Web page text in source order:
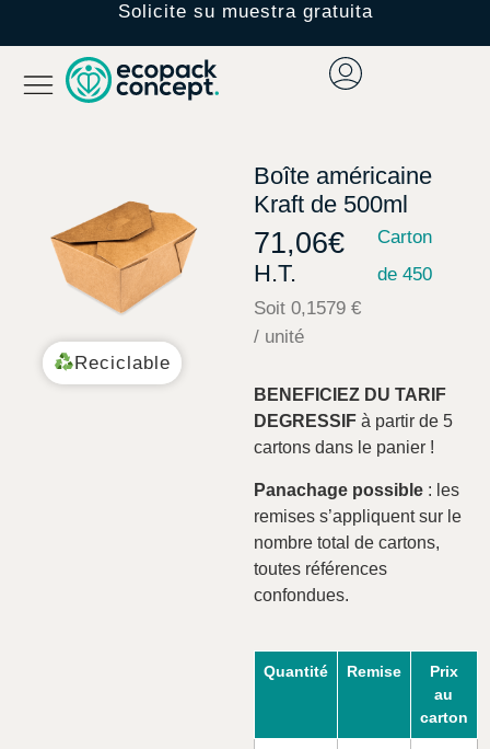
Solicite su muestra gratuita
Reciclable
Boîte américaine
Kraft de 500ml
71,06€
H.T.
Soit 0,1579 €
/ unité
Carton
de 450
BENEFICIEZ DU TARIF
DEGRESSIFà partir de 5
cartons dans le panier !
Panachage possible: les
remises s’appliquent sur le
nombre total de cartons,
toutes références
confondues.
Quantité Remise
Prix
au
carton